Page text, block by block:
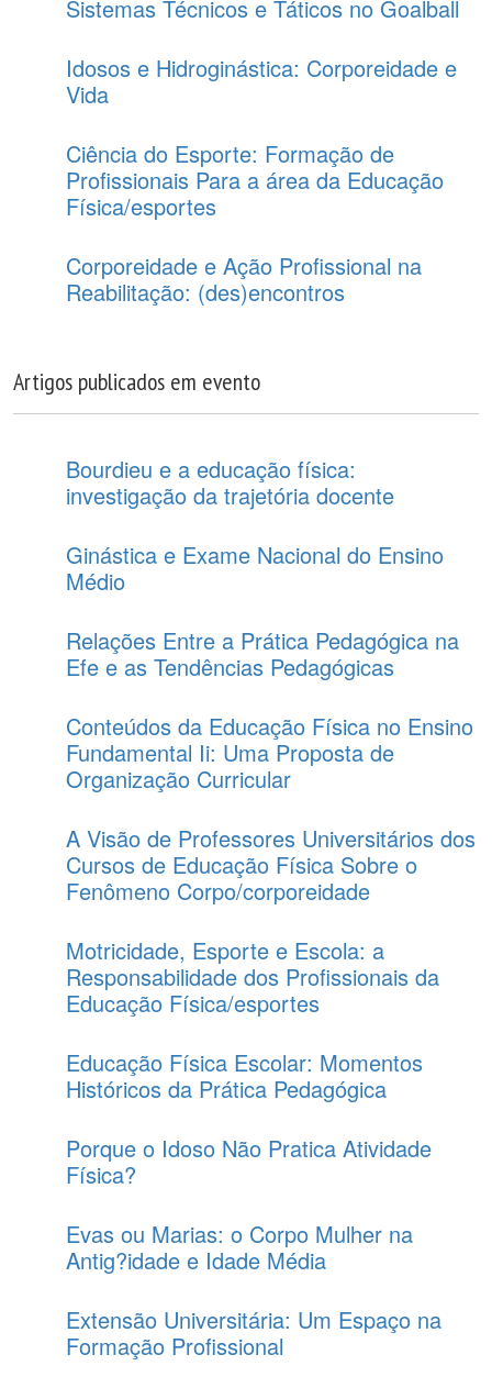
Sistemas Técnicos e Táticos no Goalball
Idosos e Hidroginástica: Corporeidade e
Vida
Ciência do Esporte: Formação de
Profissionais Para a área da Educação
Física/esportes
Corporeidade e Ação Profissional na
Reabilitação: (des)encontros
Artigos publicados em evento
Bourdieu e a educação física:
investigação da trajetória docente
Ginástica e Exame Nacional do Ensino
Médio
Relações Entre a Prática Pedagógica na
Efe e as Tendências Pedagógicas
Conteúdos da Educação Física no Ensino
Fundamental Ii: Uma Proposta de
Organização Curricular
A Visão de Professores Universitários dos
Cursos de Educação Física Sobre o
Fenômeno Corpo/corporeidade
Motricidade, Esporte e Escola: a
Responsabilidade dos Profissionais da
Educação Física/esportes
Educação Física Escolar: Momentos
Históricos da Prática Pedagógica
Porque o Idoso Não Pratica Atividade
Física?
Evas ou Marias: o Corpo Mulher na
Antig?idade e Idade Média
Extensão Universitária: Um Espaço na
Formação Profissional